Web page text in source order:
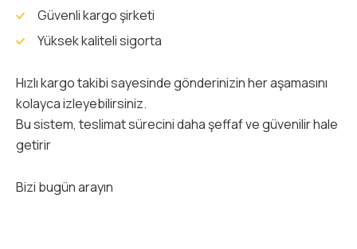
Güvenli kargo şirketi
Yüksek kaliteli sigorta
Hızlı kargo takibi sayesinde gönderinizin her aşamasını
kolayca izleyebilirsiniz.
Bu sistem, teslimat sürecini daha şeffaf ve güvenilir hale
getirir
Bizi bugün arayın